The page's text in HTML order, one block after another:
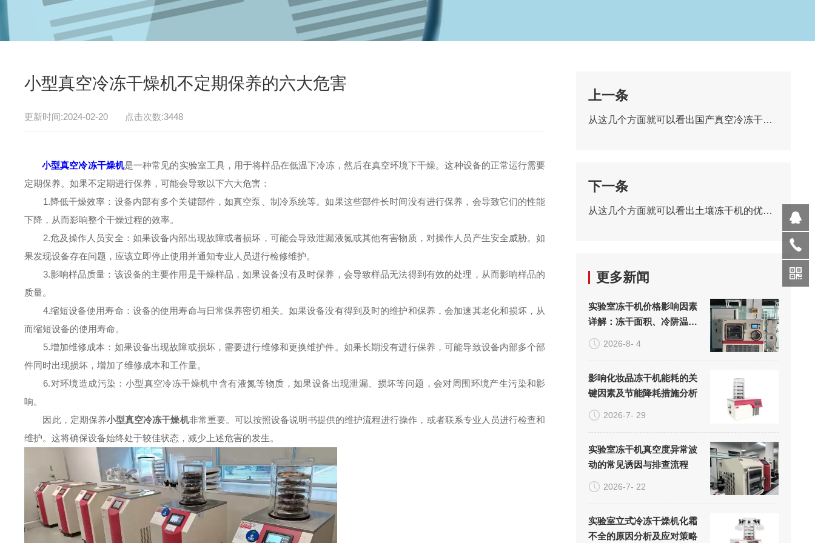
小型真空冷冻干燥机不定期保养的六大危害
更新时间:2024-02-20 点击次数:3448
小型真空冷冻干燥机是一种常见的实验室工具，用于将样品在低温下冷冻，然后在真空环境下干燥。这种设备的正常运行需要
定期保养。如果不定期进行保养，可能会导致以下六大危害：
1.降低干燥效率：设备内部有多个关键部件，如真空泵、制冷系统等。如果这些部件长时间没有进行保养，会导致它们的性能
下降，从而影响整个干燥过程的效率。
2.危及操作人员安全：如果设备内部出现故障或者损坏，可能会导致泄漏液氮或其他有害物质，对操作人员产生安全威胁。如
果发现设备存在问题，应该立即停止使用并通知专业人员进行检修维护。
3.影响样品质量：该设备的主要作用是干燥样品，如果设备没有及时保养，会导致样品无法得到有效的处理，从而影响样品的
质量。
4.缩短设备使用寿命：设备的使用寿命与日常保养密切相关。如果设备没有得到及时的维护和保养，会加速其老化和损坏，从
而缩短设备的使用寿命。
5.增加维修成本：如果设备出现故障或损坏，需要进行维修和更换维护件。如果长期没有进行保养，可能导致设备内部多个部
件同时出现损坏，增加了维修成本和工作量。
6.对环境造成污染：小型真空冷冻干燥机中含有液氮等物质，如果设备出现泄漏、损坏等问题，会对周围环境产生污染和影
响。
因此，定期保养小型真空冷冻干燥机非常重要。可以按照设备说明书提供的维护流程进行操作，或者联系专业人员进行检查和
维护。这将确保设备始终处于较佳状态，减少上述危害的发生。
上一条
从这几个方面就可以看出国产真空冷冻干燥机的优势所在了
下一条
从这几个方面就可以看出土壤冻干机的优势所在了
更多新闻
实验室冻干机价格影响因素
详解：冻干面积、冷阱温度
与真空系统的成本构成
2026-8- 4
影响化妆品冻干机能耗的关
键因素及节能降耗措施分析
2026-7- 29
实验室冻干机真空度异常波
动的常见诱因与排查流程
2026-7- 22
实验室立式冷冻干燥机化霜
不全的原因分析及应对策略